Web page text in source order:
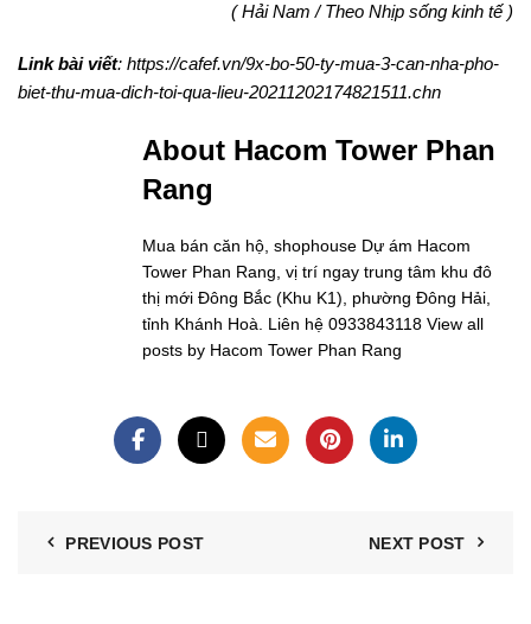
( Hải Nam / Theo Nhịp sống kinh tế )
Link bài viết: https://cafef.vn/9x-bo-50-ty-mua-3-can-nha-pho-
biet-thu-mua-dich-toi-qua-lieu-20211202174821511.chn
About Hacom Tower Phan
Rang
Mua bán căn hộ, shophouse Dự ám Hacom
Tower Phan Rang, vị trí ngay trung tâm khu đô
thị mới Đông Bắc (Khu K1), phường Đông Hải,
tỉnh Khánh Hoà. Liên hệ 0933843118 View all
posts by Hacom Tower Phan Rang
PREVIOUS POST NEXT POST